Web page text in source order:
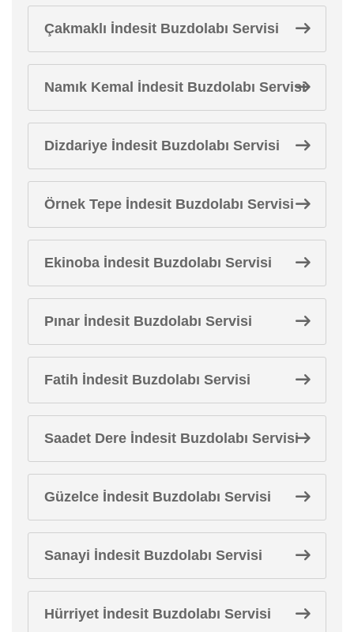
Çakmaklı İndesit Buzdolabı Servisi
Namık Kemal İndesit Buzdolabı Servisi
Dizdariye İndesit Buzdolabı Servisi
Örnek Tepe İndesit Buzdolabı Servisi
Ekinoba İndesit Buzdolabı Servisi
Pınar İndesit Buzdolabı Servisi
Fatih İndesit Buzdolabı Servisi
Saadet Dere İndesit Buzdolabı Servisi
Güzelce İndesit Buzdolabı Servisi
Sanayi İndesit Buzdolabı Servisi
Hürriyet İndesit Buzdolabı Servisi